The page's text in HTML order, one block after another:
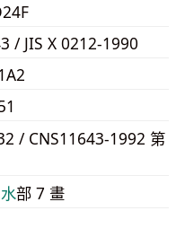
/ JIS X 0212-1990
/ CNS11643-1992 第
⽔部 7 畫